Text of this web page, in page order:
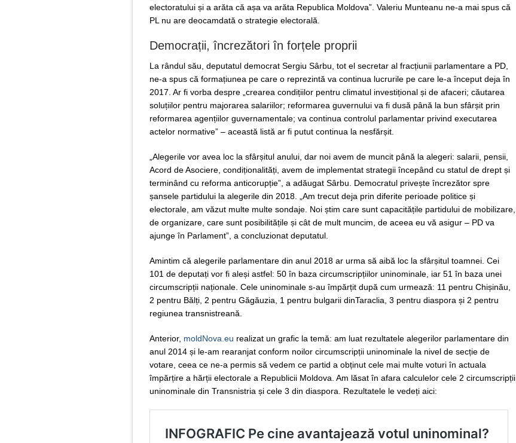
electoratului și a arăta că așa va arăta Republica Moldova”. Valeriu Munteanu ne-a mai spus că
PL nu are deocamdată o strategie electorală.
Democrații, încrezători în forțele proprii
La rândul său, deputatul democrat Sergiu Sârbu, tot el secretar al fracțiunii parlamentare a PD,
ne-a spus că formațiunea pe care o reprezintă va continua lucrurile pe care le-a început deja în
2017. Ar fi vorba despre „crearea condițiilor pentru climatul investițional și de afaceri; căutarea
soluțiilor pentru majorarea salariilor; reformarea guvernului va fi dusă până la bun sfârșit prin
reformarea agențiilor guvernamentale; va continua controlul parlamentar privind executarea
actelor normative” – această listă ar fi putut continua la nesfărșit.
„Alegerile vor avea loc la sfârșitul anului, dar noi avem de muncit până la alegeri: salarii, pensii,
Acord de Asociere, condiționalități, avem de implementat strategii începând cu statul de drept și
terminând cu reforma anticorupție”, a adăugat Sârbu. Democratul privește încrezător spre
șansele partidului la alegerile din 2018. „Am trecut deja prin diferite perioade politice și
electorale, am văzut multe multe sondaje. Noi știm care sunt capacitățile partidului de mobilizare,
de organizare, care sunt posibilitățile și cât de mult muncim, de aceea eu vă asigur – PD va
ajunge în Parlament”, a concluzionat deputatul.
Amintim că alegerile parlamentare din anul 2018 ar urma să aibă loc la sfârșitul toamnei. Cei
101 de deputați vor fi aleși astfel: 50 în baza circumscripțiilor uninominale, iar 51 în baza unei
circumscripții naționale. Cele uninominale s-au împărțit după cum urmează: 11 pentru Chișinău,
2 pentru Bălți, 2 pentru Găgăuzia, 1 pentru bulgarii dinTaraclia, 3 pentru diaspora și 2 pentru
regiunea transnistreană.
Anterior, moldNova.eu realizat un grafic la temă: am luat rezultatele alegerilor parlamentare din
anul 2014 și le-am rearanjat conform noilor circumscripții uninominale la nivel de secție de
votare, ceea ce ne-a permis să vedem ce partid a obținut cele mai multe voturi în actuala
împărțire a hărții electorale a Republicii Moldova. Am lăsat în afara calculelor cele 2 circumscripții
uninominale din Transnistria și cele 3 din diaspora. Rezultatele le vedeți aici: